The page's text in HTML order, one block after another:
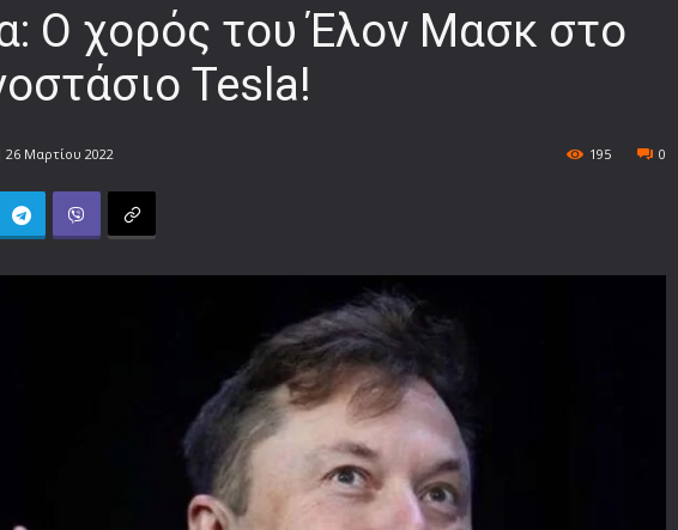
Ο χορός του Έλον Μασκ στο
Tesla!
26 Μαρτίου 2022 0
195